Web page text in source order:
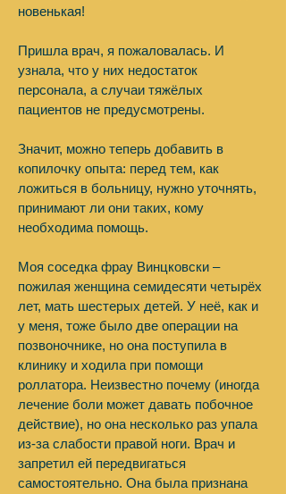
новенькая!
Пришла врач, я пожаловалась. И
узнала, что у них недостаток
персонала, а случаи тяжёлых
пациентов не предусмотрены.
Значит, можно теперь добавить в
копилочку опыта: перед тем, как
ложиться в больницу, нужно уточнять,
принимают ли они таких, кому
необходима помощь.
Моя соседка фрау Винцковски –
пожилая женщина семидесяти четырёх
лет, мать шестерых детей. У неё, как и
у меня, тоже было две операции на
позвоночнике, но она поступила в
клинику и ходила при помощи
роллатора. Неизвестно почему (иногда
лечение боли может давать побочное
действие), но она несколько раз упала
из-за слабости правой ноги. Врач и
запретил ей передвигаться
самостоятельно. Она была признана